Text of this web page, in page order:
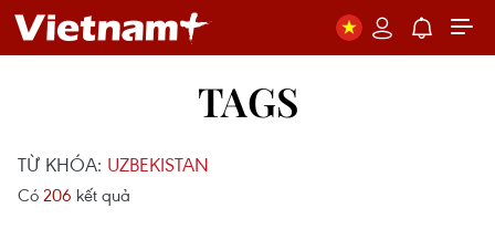
TAGS
TỪ KHÓA: UZBEKISTAN
Có 206 kết quả